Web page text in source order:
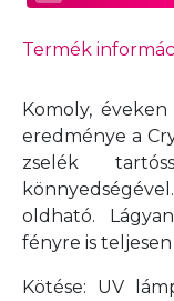
Termék
Komoly,
eredménye a
zselék
oldható.
fényre is
Kötése: UV